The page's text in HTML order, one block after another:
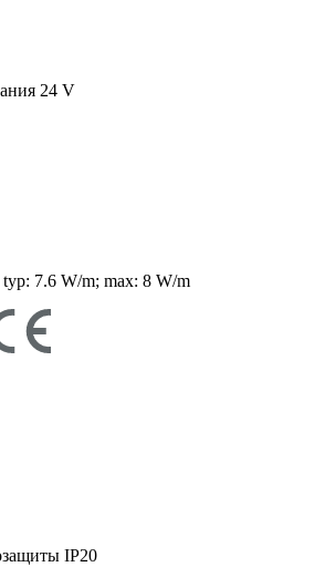
24 V
typ: 7.6 W/m; max: 8 W/m
IP20